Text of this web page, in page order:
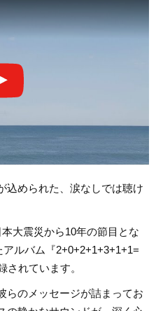
込められた、涙なしでは聴け
大震災から10年の節目とな
ルバム『2+0+2+1+3+1+1=
されています。
らのメッセージが詰まってお